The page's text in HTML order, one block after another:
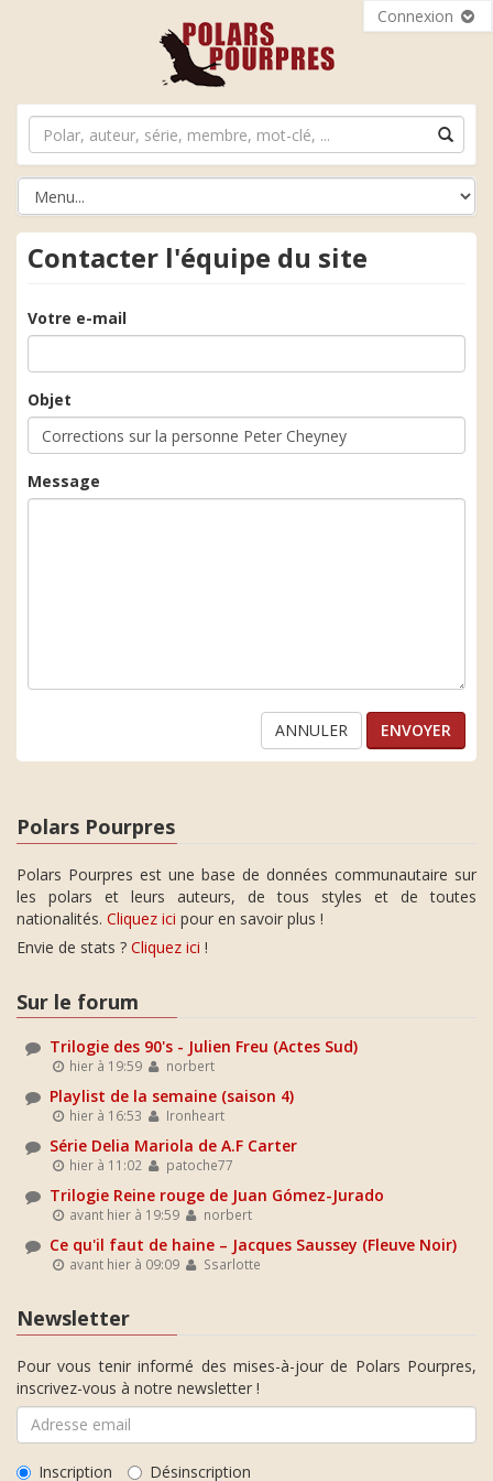
Connexion
Contacter l'équipe du site
Votre e-mail
Objet
Message
ANNULER
Polars Pourpres
Polars Pourpres est une base de données communautaire sur
les polars et leurs auteurs, de tous styles et de toutes
nationalités. Cliquez ici pour en savoir plus !
Envie de stats ? Cliquez ici !
Sur le forum
Trilogie des 90's - Julien Freu (Actes Sud)
hier à 19:59 norbert
Playlist de la semaine (saison 4)
hier à 16:53 Ironheart
Série Delia Mariola de A.F Carter
hier à 11:02 patoche77
Trilogie Reine rouge de Juan Gómez-Jurado
avant hier à 19:59 norbert
Ce qu'il faut de haine – Jacques Saussey (Fleuve Noir)
avant hier à 09:09 Ssarlotte
Newsletter
Pour vous tenir informé des mises-à-jour de Polars Pourpres,
inscrivez-vous à notre newsletter !
Inscription Désinscription